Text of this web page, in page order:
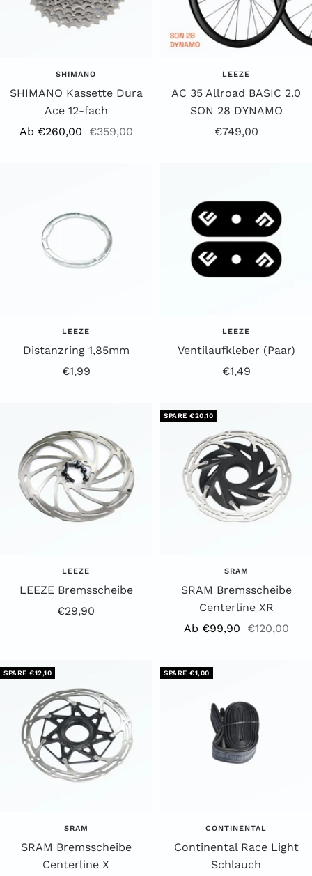
SHIMANO
SHIMANO Kassette Dura
Ace 12-fach
Angebotspreis
Ab €260,00 Regulärer
€359,00
LEEZE
AC 35 Allroad BASIC 2.0
SON 28 DYNAMO
Angebotspreis
€749,00
LEEZE
Distanzring 1,85mm
Angebotspreis
€1,99
LEEZE
Ventilaufkleber (Paar)
Angebotspreis
€1,49
LEEZE
LEEZE Bremsscheibe
Angebotspreis
€29,90
SPARE €20,10
SRAM
SRAM Bremsscheibe
Centerline XR
Angebotspreis
Ab €99,90 Regulärer
€120,00
SPARE €12,10
SRAM
SRAM Bremsscheibe
Centerline X
SPARE €1,00
CONTINENTAL
Continental Race Light
Schlauch